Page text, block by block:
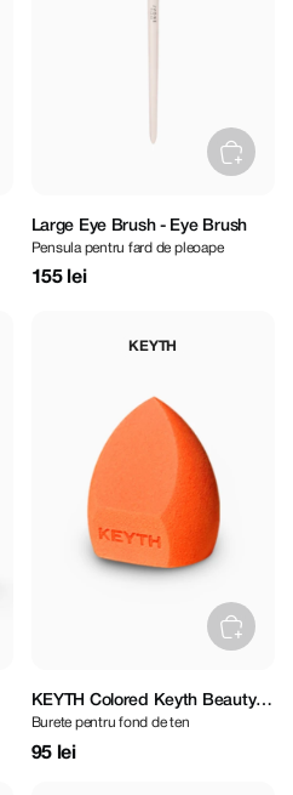
Large Eye Brush - Eye Brush
Pensula pentru fard de pleoape
155 lei
KEYTH
KEYTH Colored Keyth Beauty
Sponge
Burete pentru fond de ten
95 lei